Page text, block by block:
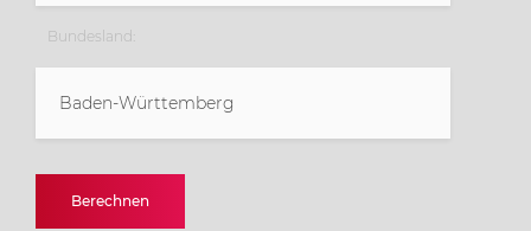
Bundesland:
Baden-Württemberg
Baden-Württemberg
Berechnen